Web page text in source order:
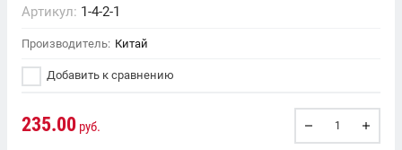
Артикул: 1-4-2-1
Производитель: Китай
Добавить к сравнению
235.00 руб.